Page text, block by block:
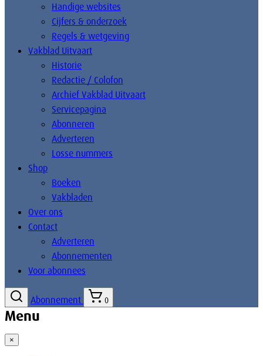
Handige websites
Cijfers & onderzoek
Regels & wetgeving
Vakblad Uitvaart
Historie
Redactie / Colofon
Archief Vakblad Uitvaart
Servicepagina
Abonneren
Adverteren
Losse nummers
Shop
Boeken
Vakbladen
Over ons
Contact
Adverteren
Abonnementen
Voor abonnees
Abonnement 0
Menu
×